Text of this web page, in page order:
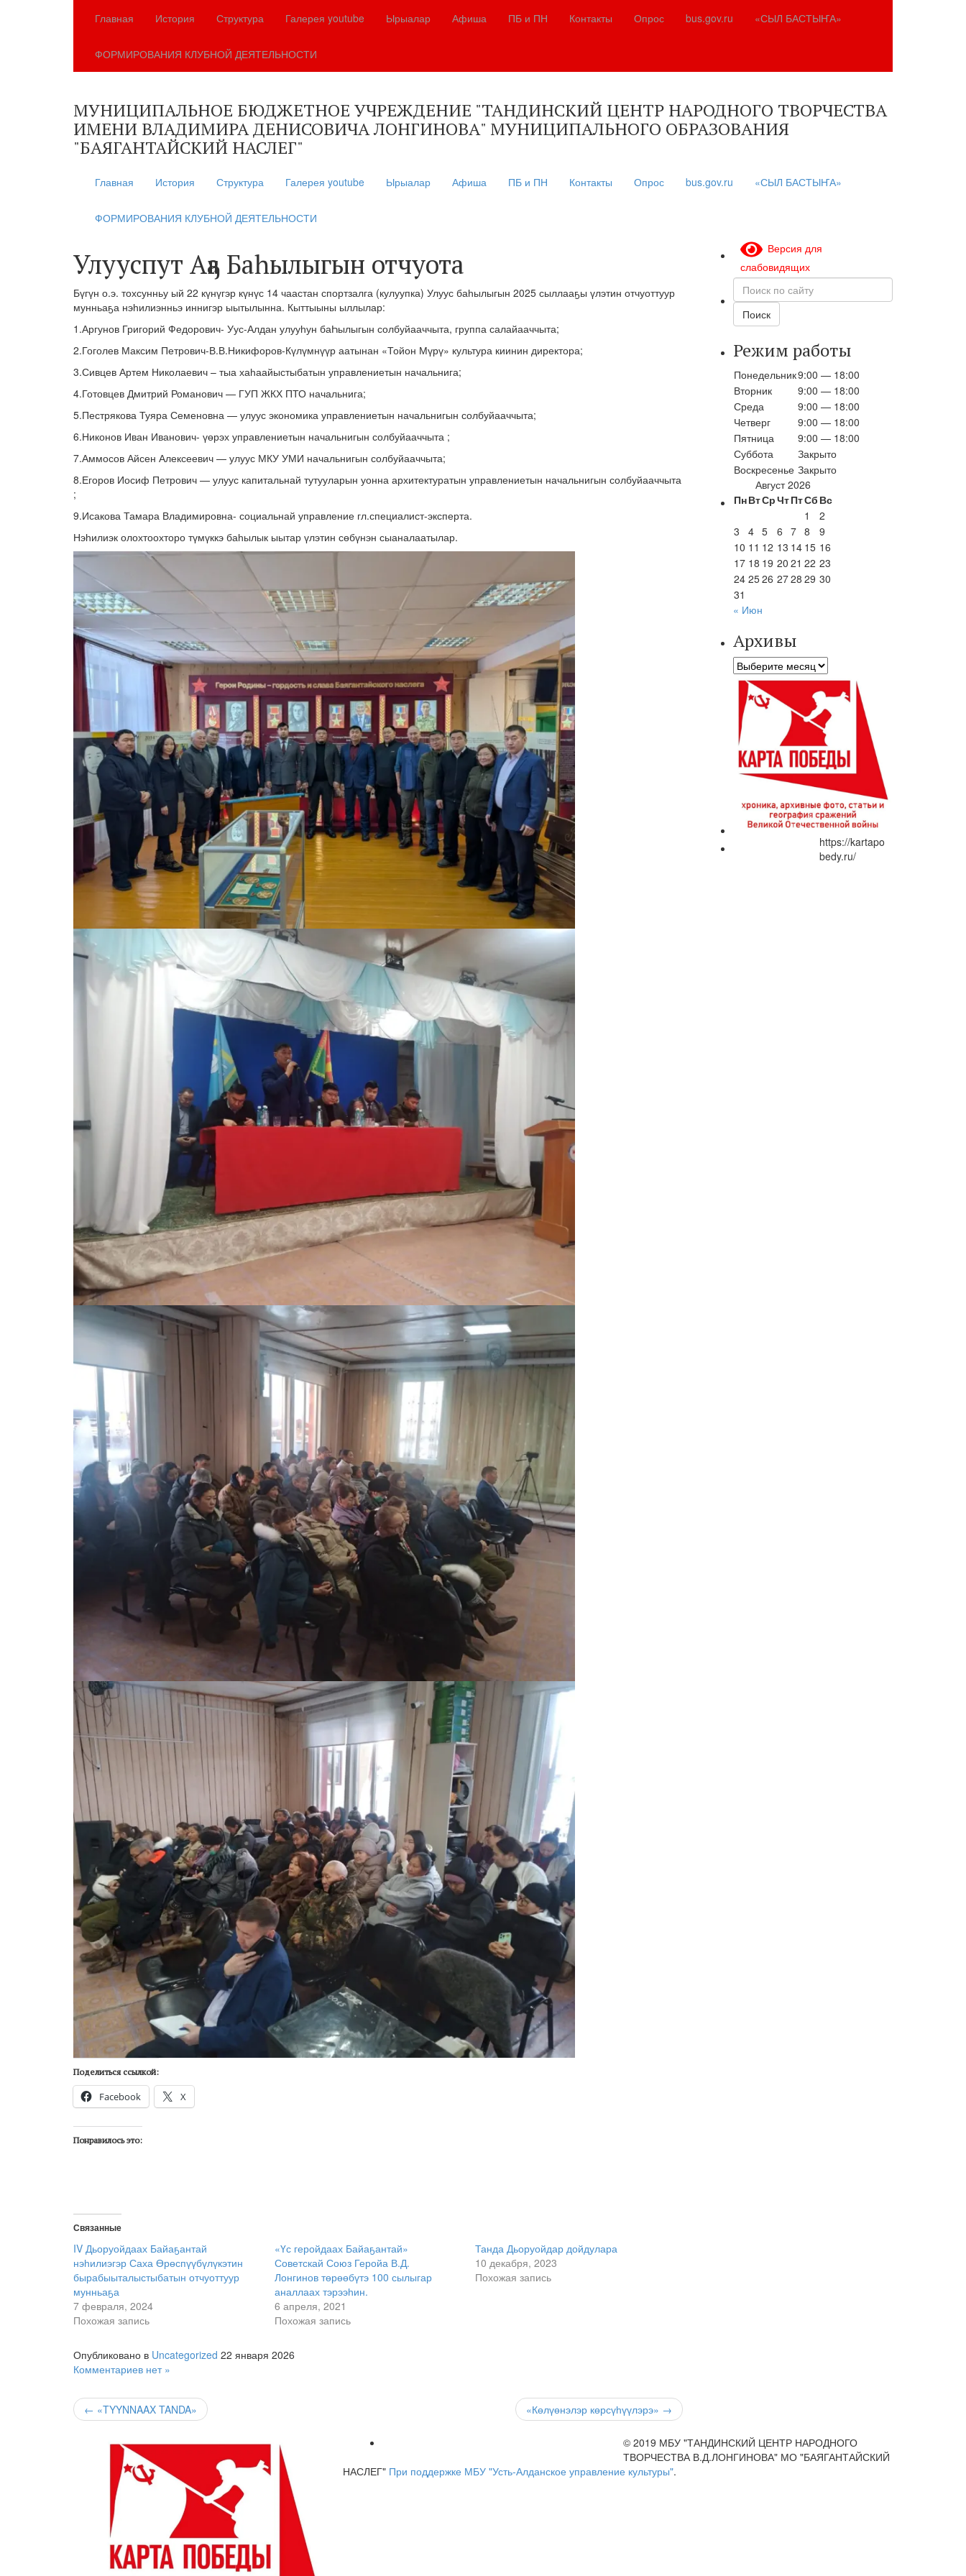
Главная История Структура Галерея youtube Ырыалар Афиша ПБ и ПН Контакты Опрос bus.gov.ru «СЫЛ БАСТЫҤА»
ФОРМИРОВАНИЯ КЛУБНОЙ ДЕЯТЕЛЬНОСТИ
МУНИЦИПАЛЬНОЕ БЮДЖЕТНОЕ УЧРЕЖДЕНИЕ "ТАНДИНСКИЙ ЦЕНТР НАРОДНОГО ТВОРЧЕСТВА
ИМЕНИ ВЛАДИМИРА ДЕНИСОВИЧА ЛОНГИНОВА" МУНИЦИПАЛЬНОГО ОБРАЗОВАНИЯ
"БАЯГАНТАЙСКИЙ НАСЛЕГ"
Главная История Структура Галерея youtube Ырыалар Афиша ПБ и ПН Контакты Опрос bus.gov.ru «СЫЛ БАСТЫҤА»
ФОРМИРОВАНИЯ КЛУБНОЙ ДЕЯТЕЛЬНОСТИ
Улууспут Аҕа Баһылыгын отчуота
Бүгүн о.э. тохсунньу ый 22 күнүгэр күнүс 14 чаастан спортзалга (кулуупка) Улуус баһылыгын 2025 сыллааҕы үлэтин отчуоттуур
мунньаҕа нэһилиэнньэ иннигэр ыытылынна. Кыттыыны ыллылар:
1.Аргунов Григорий Федорович- Уус-Алдан улууһун баҺылыгын солбуйааччыта, группа салайааччыта;
2.Гоголев Максим Петрович-В.В.Никифоров-Күлүмнүүр аатынан «Тойон Мүрү» культура киинин директора;
3.Сивцев Артем Николаевич – тыа хаһаайыстыбатын управлениетын начальнига;
4.Готовцев Дмитрий Романович — ГУП ЖКХ ПТО начальнига;
5.Пестрякова Туяра Семеновна — улуус экономика управлениетын начальнигын солбуйааччыта;
6.Никонов Иван Иванович- үөрэх управлениетын начальнигын солбуйааччыта ;
7.Аммосов Айсен Алексеевич — улуус МКУ УМИ начальнигын солбуйааччыта;
8.Егоров Иосиф Петрович — улуус капитальнай тутууларын уонна архитектуратын управлениетын начальнигын солбуйааччыта
;
9.Исакова Тамара Владимировна- социальнай управление гл.специалист-эксперта.
Нэһилиэк олохтоохторо түмүккэ баһылык ыытар үлэтин сөбүнэн сыаналаатылар.
Поделиться ссылкой:
Facebook X
Понравилось это:
Связанные
IV Дьоруойдаах Байаҕантай
нэһилиэгэр Саха Өрөспүүбүлүкэтин
бырабыыталыстыбатын отчуоттуур
мунньаҕа
7 февраля, 2024
Похожая запись
«Үс геройдаах Байаҕантай»
Советскай Союз Геройа В.Д.
Лонгинов төрөөбүтэ 100 сылыгар
аналлаах тэрээһин.
6 апреля, 2021
Похожая запись
Танда Дьоруойдар дойдулара
10 декабря, 2023
Похожая запись
Опубликовано в Uncategorized 22 января 2026
Комментариев нет »
← «TYYNNAAX TANDA» «Көлүөнэлэр көрсүһүүлэрэ» →
Версия для
слабовидящих
Поиск
по
сайту
Поиск
Режим работы
Понедельник9:00 — 18:00
Вторник
9:00 — 18:00
Среда
9:00 — 18:00
Четверг
9:00 — 18:00
Пятница
9:00 — 18:00
Суббота
Закрыто
Воскресенье Закрыто
Август 2026
ПнВтСрЧтПтСб Вс
1
2
3
4 5 6 7 8
9
10 11 12 13 14 15 16
17 18 19 20 21 22 23
24 2526 2728 29 30
31
« Июн
Архивы
Архивы
https://kartapo
bedy.ru/
© 2019 МБУ "ТАНДИНСКИЙ ЦЕНТР НАРОДНОГО
ТВОРЧЕСТВА В.Д.ЛОНГИНОВА" МО "БАЯГАНТАЙСКИЙ
НАСЛЕГ" При поддержке МБУ "Усть-Алданское управление культуры".